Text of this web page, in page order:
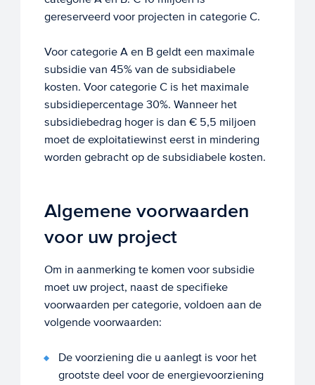
gereserveerd voor projecten in categorie C.
Voor categorie A en B geldt een maximale
subsidie van 45% van de subsidiabele
kosten. Voor categorie C is het maximale
subsidiepercentage 30%. Wanneer het
subsidiebedrag hoger is dan € 5,5 miljoen
moet de exploitatiewinst eerst in mindering
worden gebracht op de subsidiabele kosten.
Algemene voorwaarden
voor uw project
Om in aanmerking te komen voor subsidie
moet uw project, naast de specifieke
voorwaarden per categorie, voldoen aan de
volgende voorwaarden:
De voorziening die u aanlegt is voor het
grootste deel voor de energievoorziening